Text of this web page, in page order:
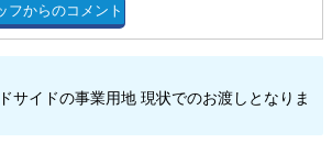
フからのコメント
イドの事業用地 現状でのお渡しとなりま